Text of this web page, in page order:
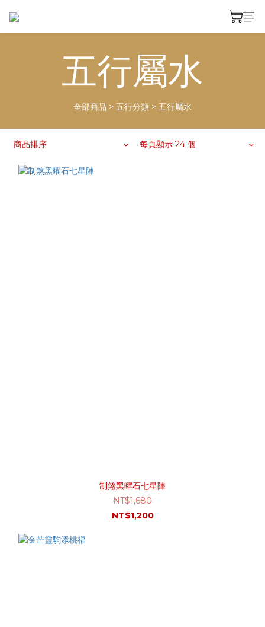
五行屬水
全部商品 > 五行分類 > 五行屬水
商品排序 每頁顯示 24 個
制煞黑曜石七星陣
NT$1,680
NT$1,200